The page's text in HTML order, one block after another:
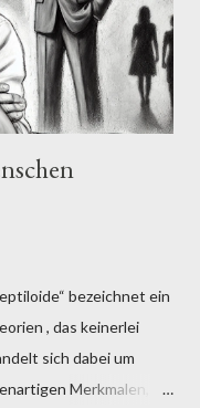
bezeichnet ein
, das keinerlei
sich dabei um
Merkmalen, die